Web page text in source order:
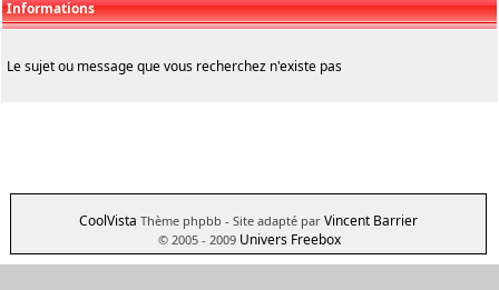
Informations
Le sujet ou message que vous recherchez n'existe pas
CoolVista Thème phpbb - Site adapté par Vincent Barrier
© 2005 - 2009 Univers Freebox